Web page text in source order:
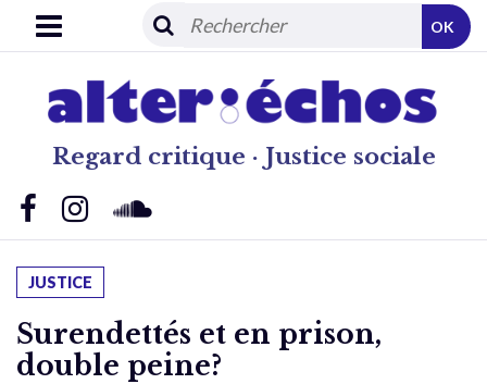
Regard critique · Justice sociale
OK
JUSTICE
Surendettés et en prison,
double peine?